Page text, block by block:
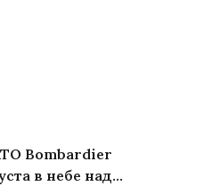
Bombardier
в небе над